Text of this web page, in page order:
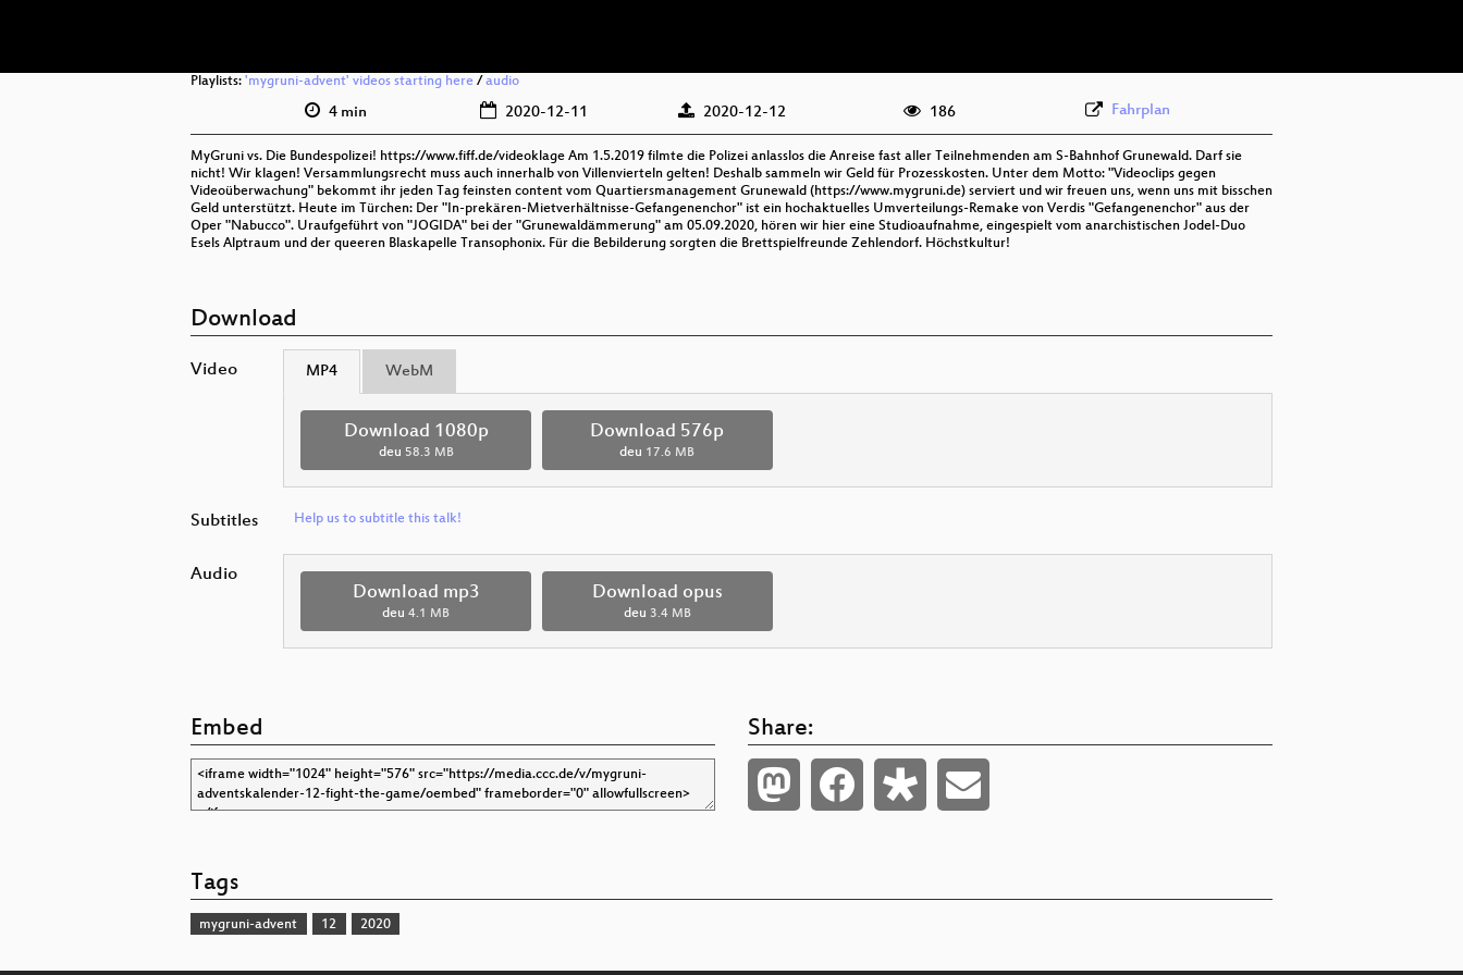
Playlists: 'mygruni-advent' videos starting here / audio
4 min 2020-12-11 2020-12-12 186 Fahrplan
MyGruni vs. Die Bundespolizei! https://www.fiff.de/videoklage Am 1.5.2019 filmte die Polizei anlasslos die Anreise fast aller Teilnehmenden am S-Bahnhof Grunewald. Darf sie
nicht! Wir klagen! Versammlungsrecht muss auch innerhalb von Villenvierteln gelten! Deshalb sammeln wir Geld für Prozesskosten. Unter dem Motto: "Videoclips gegen
Videoüberwachung" bekommt ihr jeden Tag feinsten content vom Quartiersmanagement Grunewald (https://www.mygruni.de) serviert und wir freuen uns, wenn uns mit bisschen
Geld unterstützt. Heute im Türchen: Der "In-prekären-Mietverhältnisse-Gefangenenchor" ist ein hochaktuelles Umverteilungs-Remake von Verdis "Gefangenenchor" aus der
Oper "Nabucco". Uraufgeführt von "JOGIDA" bei der "Grunewaldämmerung" am 05.09.2020, hören wir hier eine Studioaufnahme, eingespielt vom anarchistischen Jodel-Duo
Esels Alptraum und der queeren Blaskapelle Transophonix. Für die Bebilderung sorgten die Brettspielfreunde Zehlendorf. Höchstkultur!
Download
Video MP4 WebM
Download 1080p
deu 58.3 MB
Download 576p
deu 17.6 MB
Subtitles Help us to subtitle this talk!
Audio
Download mp3
deu 4.1 MB
Download opus
deu 3.4 MB
Embed Share:
Tags
mygruni-advent 12 2020